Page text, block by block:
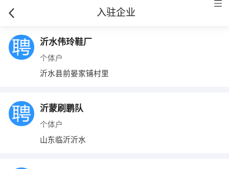
入驻企业
沂水伟玲鞋厂
个体户
沂水县前晏家铺村里
沂蒙刷鹏队
个体户
山东临沂沂水